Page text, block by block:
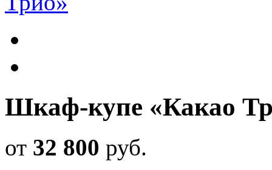
Шкаф-купе «Какао
от 32 800 руб.